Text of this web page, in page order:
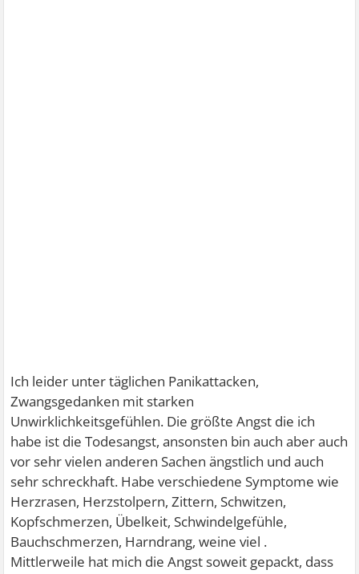
Ich leider unter täglichen Panikattacken,
Zwangsgedanken mit starken
Unwirklichkeitsgefühlen. Die größte Angst die ich
habe ist die Todesangst, ansonsten bin auch aber auch
vor sehr vielen anderen Sachen ängstlich und auch
sehr schreckhaft. Habe verschiedene Symptome wie
Herzrasen, Herzstolpern, Zittern, Schwitzen,
Kopfschmerzen, Übelkeit, Schwindelgefühle,
Bauchschmerzen, Harndrang, weine viel .
Mittlerweile hat mich die Angst soweit gepackt, dass